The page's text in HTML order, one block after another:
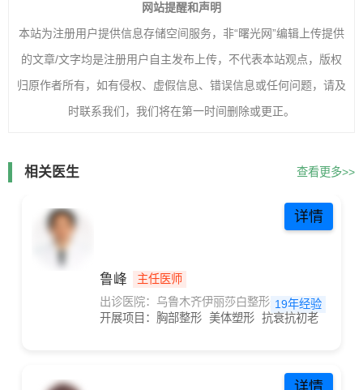
网站提醒和声明
本站为注册用户提供信息存储空间服务，非“曙光网”编辑上传提供
的文章/文字均是注册用户自主发布上传，不代表本站观点，版权
归原作者所有，如有侵权、虚假信息、错误信息或任何问题，请及
时联系我们，我们将在第一时间删除或更正。
相关医生 查看更多>>
鲁峰
主任医师
19年经验
出诊医院：乌鲁木齐伊丽莎白整形美容医院
开展项目： 胸部整形 美体塑形 抗衰抗初老
详情